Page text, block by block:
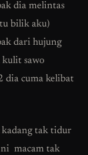
dia melintas
bilik aku)
dari hujung
kulit sawo
dia cuma kelibat
kadang tak tidur
ni macam tak